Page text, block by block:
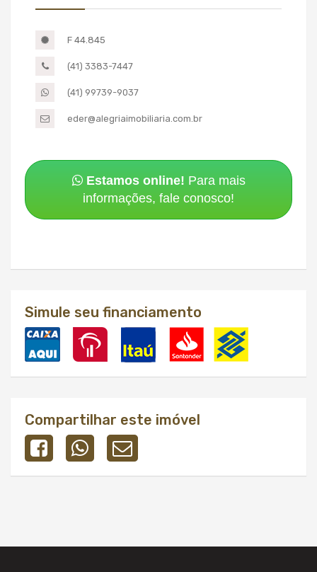
F 44.845
(41) 3383-7447
(41) 99739-9037
eder@alegriaimobiliaria.com.br
Estamos online! Para mais
informações, fale conosco!
Simule seu financiamento
Compartilhar este imóvel